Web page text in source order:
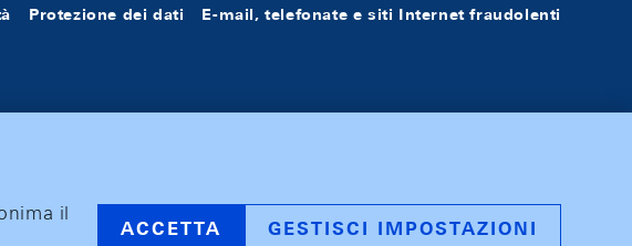
Protezione dei dati E-mail, telefonate e siti Internet fraudolenti
il
ACCETTA GESTISCI IMPOSTAZIONI